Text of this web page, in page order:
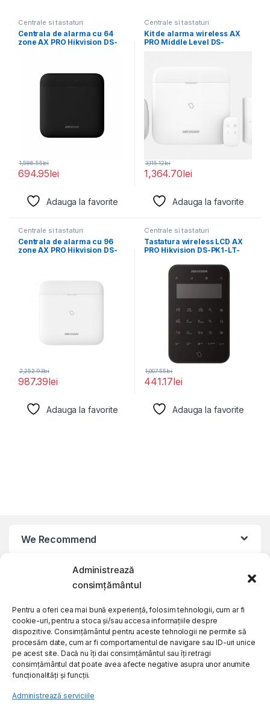
Administrează
consimțământul
Pentru a oferi cea mai bună experiență, folosim tehnologii, cum ar fi
cookie-uri, pentru a stoca și/sau accesa informațiile despre
dispozitive. Consimțământul pentru aceste tehnologii ne permite să
procesăm date, cum ar fi comportamentul de navigare sau ID-uri unice
pe acest site. Dacă nu îți dai consimțământul sau îți retragi
consimțământul dat poate avea afecte negative asupra unor anumite
funcționalități și funcții.
Administrează serviciile
Centrale si tastaturi
Centrala de alarma cu 64
zone AX PRO Hikvision DS-
694.95lei
1,586.55lei
Adauga la favorite
Centrale si tastaturi
Kit de alarma wireless AX
PRO Middle Level DS-
1,364.70lei
3,115.12lei
Adauga la favorite
Centrale si tastaturi
Centrala de alarma cu 96
zone AX PRO Hikvision DS-
987.39lei
2,252.93lei
Adauga la favorite
Centrale si tastaturi
Tastatura wireless LCD AX
PRO Hikvision DS-PK1-LT-
441.17lei
1,007.55lei
Adauga la favorite
We Recommend
My Account
Customer Care
About Us